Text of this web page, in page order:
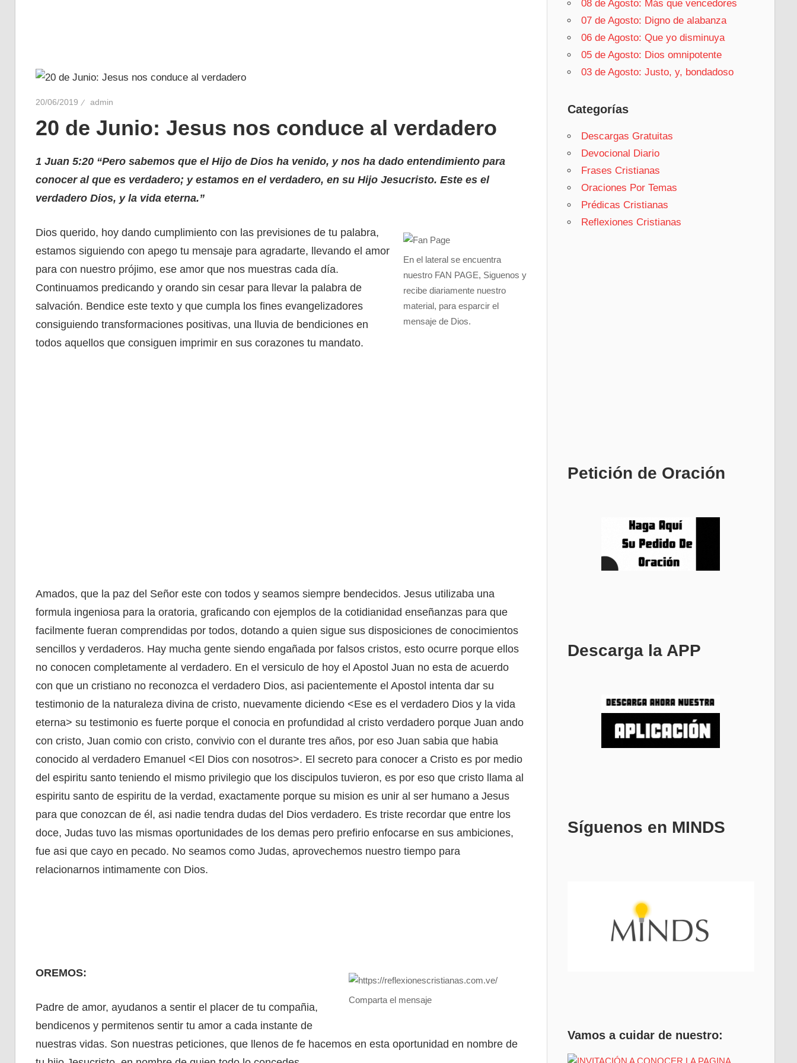
20/06/2019 admin
20 de Junio: Jesus nos conduce al verdadero
1 Juan 5:20 “Pero sabemos que el Hijo de Dios ha venido, y nos ha dado entendimiento para
conocer al que es verdadero; y estamos en el verdadero, en su Hijo Jesucristo. Este es el
verdadero Dios, y la vida eterna.”
En el lateral se encuentra
nuestro FAN PAGE, Siguenos y
recibe diariamente nuestro
material, para esparcir el
mensaje de Dios.
Dios querido, hoy dando cumplimiento con las previsiones de tu palabra,
estamos siguiendo con apego tu mensaje para agradarte, llevando el amor
para con nuestro prójimo, ese amor que nos muestras cada día.
Continuamos predicando y orando sin cesar para llevar la palabra de
salvación. Bendice este texto y que cumpla los fines evangelizadores
consiguiendo transformaciones positivas, una lluvia de bendiciones en
todos aquellos que consiguen imprimir en sus corazones tu mandato.
Amados, que la paz del Señor este con todos y seamos siempre bendecidos. Jesus utilizaba una
formula ingeniosa para la oratoria, graficando con ejemplos de la cotidianidad enseñanzas para que
facilmente fueran comprendidas por todos, dotando a quien sigue sus disposiciones de conocimientos
sencillos y verdaderos. Hay mucha gente siendo engañada por falsos cristos, esto ocurre porque ellos
no conocen completamente al verdadero. En el versiculo de hoy el Apostol Juan no esta de acuerdo
con que un cristiano no reconozca el verdadero Dios, asi pacientemente el Apostol intenta dar su
testimonio de la naturaleza divina de cristo, nuevamente diciendo <Ese es el verdadero Dios y la vida
eterna> su testimonio es fuerte porque el conocia en profundidad al cristo verdadero porque Juan ando
con cristo, Juan comio con cristo, convivio con el durante tres años, por eso Juan sabia que habia
conocido al verdadero Emanuel <El Dios con nosotros>. El secreto para conocer a Cristo es por medio
del espiritu santo teniendo el mismo privilegio que los discipulos tuvieron, es por eso que cristo llama al
espiritu santo de espiritu de la verdad, exactamente porque su mision es unir al ser humano a Jesus
para que conozcan de él, asi nadie tendra dudas del Dios verdadero. Es triste recordar que entre los
doce, Judas tuvo las mismas oportunidades de los demas pero prefirio enfocarse en sus ambiciones,
fue asi que cayo en pecado. No seamos como Judas, aprovechemos nuestro tiempo para
relacionarnos intimamente con Dios.
Comparta el mensaje
OREMOS:
Padre de amor, ayudanos a sentir el placer de tu compañia,
bendicenos y permitenos sentir tu amor a cada instante de
nuestras vidas. Son nuestras peticiones, que llenos de fe hacemos en esta oportunidad en nombre de
08 de Agosto: Más que vencedores
07 de Agosto: Digno de alabanza
06 de Agosto: Que yo disminuya
05 de Agosto: Dios omnipotente
03 de Agosto: Justo, y, bondadoso
Categorías
Descargas Gratuitas
Devocional Diario
Frases Cristianas
Oraciones Por Temas
Prédicas Cristianas
Reflexiones Cristianas
Petición de Oración
Descarga la APP
Síguenos en MINDS
Vamos a cuidar de nuestro: